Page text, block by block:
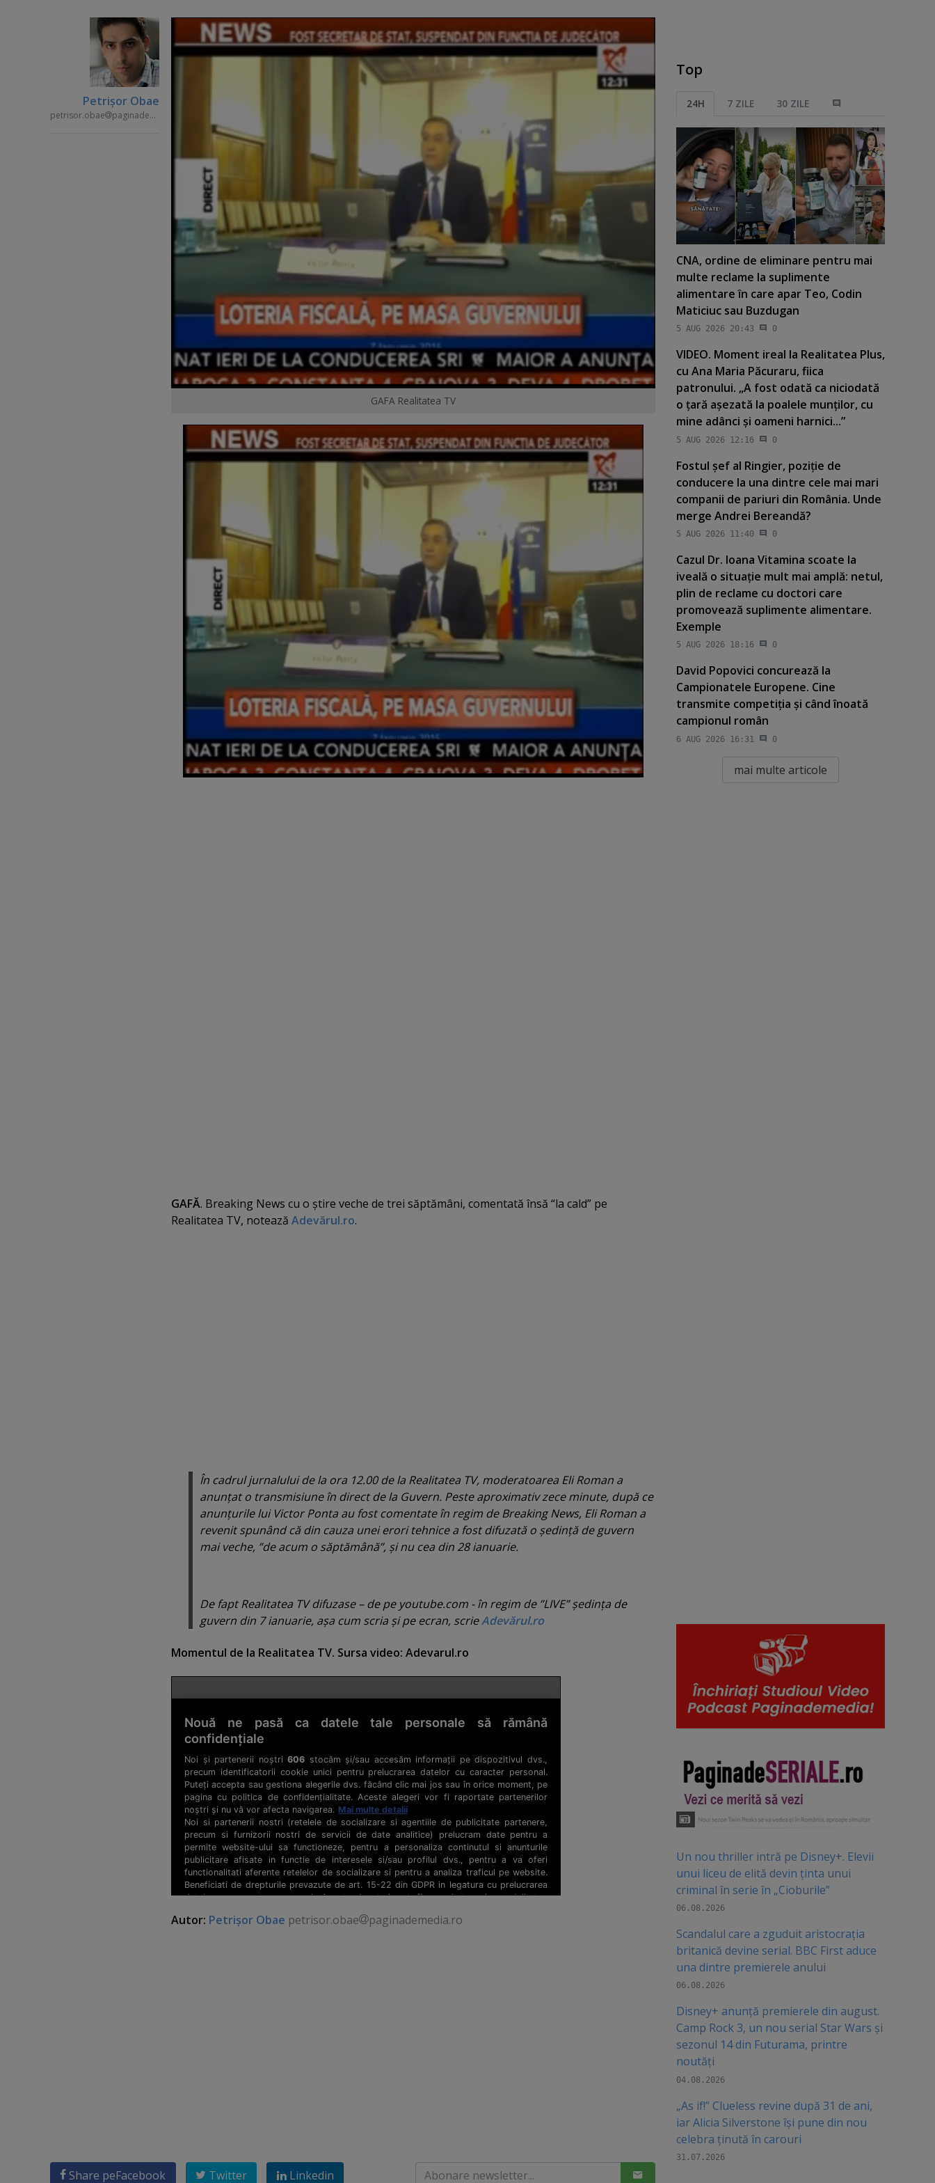
Petrişor Obae
petrisor.obae paginademedia.ro
GAFA Realitatea TV
GAFĂ. Breaking News cu o ştire veche de trei săptămâni, comentată însă “la cald” pe
Realitatea TV, notează Adevărul.ro.
În cadrul jurnalului de la ora 12.00 de la Realitatea TV, moderatoarea Eli Roman a
anunţat o transmisiune în direct de la Guvern. Peste aproximativ zece minute, după ce
anunţurile lui Victor Ponta au fost comentate în regim de Breaking News, Eli Roman a
revenit spunând că din cauza unei erori tehnice a fost difuzată o şedinţă de guvern
mai veche, ”de acum o săptămână”, şi nu cea din 28 ianuarie.
De fapt Realitatea TV difuzase – de pe youtube.com - în regim de ”LIVE” şedinţa de
guvern din 7 ianuarie, aşa cum scria şi pe ecran, scrieAdevărul.ro
Momentul de la Realitatea TV. Sursa video: Adevarul.ro
Autor: Petrişor Obae petrisor.obae paginademedia.ro
Share peFacebook Twitter Linkedin
Top
24H 7 ZILE 30 ZILE
CNA, ordine de eliminare pentru mai
multe reclame la suplimente
alimentare în care apar Teo, Codin
Maticiuc sau Buzdugan
5 AUG 2026 20:43 0
VIDEO. Moment ireal la Realitatea Plus,
cu Ana Maria Păcuraru, fiica
patronului. „A fost odată ca niciodată
o ţară aşezată la poalele munţilor, cu
mine adânci şi oameni harnici...”
5 AUG 2026 12:16 0
Fostul şef al Ringier, poziţie de
conducere la una dintre cele mai mari
companii de pariuri din România. Unde
merge Andrei Bereandă?
5 AUG 2026 11:40 0
Cazul Dr. Ioana Vitamina scoate la
iveală o situaţie mult mai amplă: netul,
plin de reclame cu doctori care
promovează suplimente alimentare.
Exemple
5 AUG 2026 18:16 0
David Popovici concurează la
Campionatele Europene. Cine
transmite competiţia şi când înoată
campionul român
6 AUG 2026 16:31 0
mai multe articole
Un nou thriller intră pe Disney+. Elevii
unui liceu de elită devin ținta unui
criminal în serie în „Cioburile”
06.08.2026
Scandalul care a zguduit aristocrația
britanică devine serial. BBC First aduce
una dintre premierele anului
06.08.2026
Disney+ anunță premierele din august.
Camp Rock 3, un nou serial Star Wars și
sezonul 14 din Futurama, printre
noutăți
04.08.2026
„As if!” Clueless revine după 31 de ani,
iar Alicia Silverstone își pune din nou
celebra ținută în carouri
31.07.2026